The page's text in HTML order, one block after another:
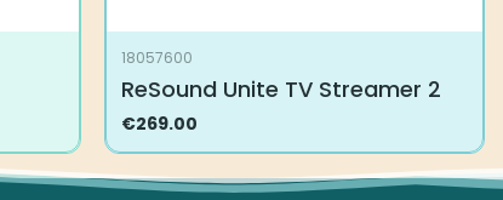
18057600
ReSound Unite TV Streamer 2
€269.00